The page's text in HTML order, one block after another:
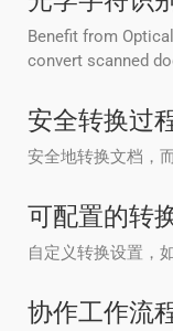
Benefit from
convert scanned
安全转换过
安全地转换文档，
可配置的转
自定义转换设置，
协作工作流